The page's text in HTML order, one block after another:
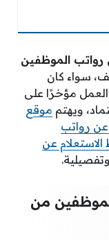
رواتب الموظفين
سواء كان
مؤخرًا على
ويهتم موقع
عن رواتب
الاستعلام عن
من